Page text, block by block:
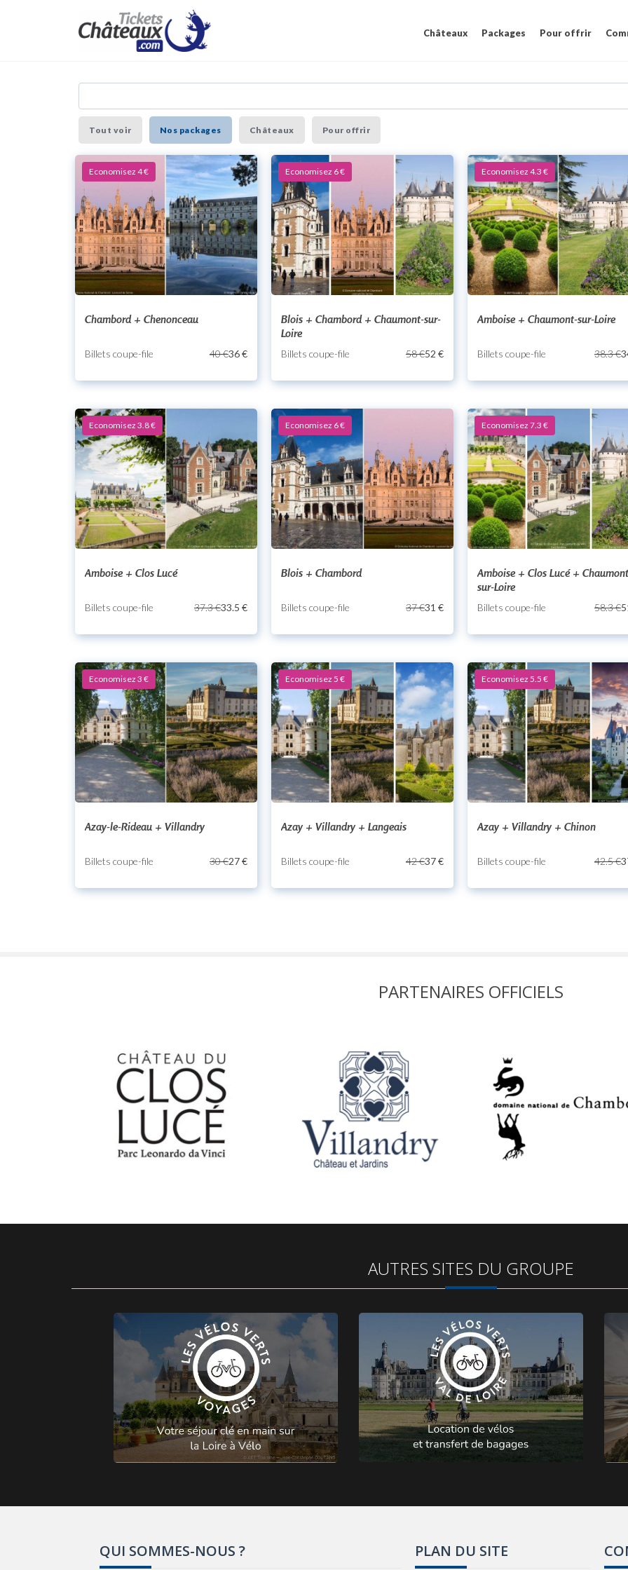
Châteaux Packages Pour offrir
Tout voir Nos packages Châteaux Pour offrir
Economisez 4 €
Chambord + Chenonceau
Billets coupe-file 40 €36 €
Economisez 6 €
Blois + Chambord + Chaumont-sur-
Loire
Billets coupe-file 58 €52 €
Economisez 4.3 €
Amboise + Chaumont-sur-Loire
Billets coupe-file 38.3 €
Economisez 3.8 €
Amboise + Clos Lucé
Billets coupe-file 37.3 €33.5 €
Economisez 6 €
Blois + Chambord
Billets coupe-file 37 €31 €
Economisez 7.3 €
Amboise + Clos Lucé +
sur-Loire
Billets coupe-file 58.3 €
Economisez 3 €
Azay-le-Rideau + Villandry
Billets coupe-file 30 €27 €
Economisez 5 €
Azay + Villandry + Langeais
Billets coupe-file 42 €37 €
Economisez 5.5 €
Azay + Villandry + Chinon
Billets coupe-file 42.5 €
PARTENAIRES OFFICIELS
AUTRES SITES DU GROUPE
QUI SOMMES-NOUS ? PLAN DU SITE